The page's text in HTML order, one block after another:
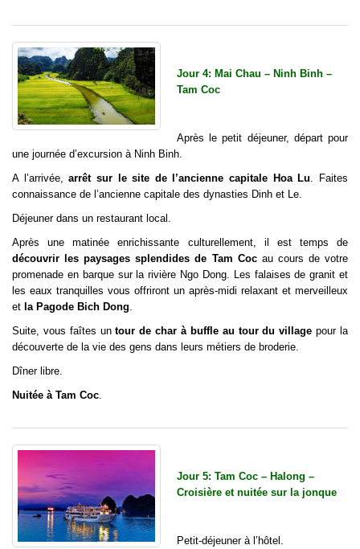
Jour 4: Mai Chau – Ninh Binh –
Tam Coc
Après le petit déjeuner, départ pour
une journée d’excursion à Ninh Binh.
A l’arrivée,arrêt sur le site de l’ancienne capitale Hoa Lu . Faites
connaissance de l’ancienne capitale des dynasties Dinh et Le.
Déjeuner dans un restaurant local.
Après une matinée enrichissante culturellement, il est temps de
découvrir les paysages splendides de Tam Cocau cours de votre
promenade en barque sur la rivière Ngo Dong. Les falaises de granit et
les eaux tranquilles vous offriront un après-midi relaxant et merveilleux
et la Pagode Bich Dong
Suite, vous faîtes untour de char à buffle au tour du villagepour la
découverte de la vie des gens dans leurs métiers de broderie.
Dîner libre.
Nuitée à Tam Coc
Jour 5: Tam Coc – Halong –
Croisière et nuitée sur la jonque
Petit-déjeuner à l’hôtel.